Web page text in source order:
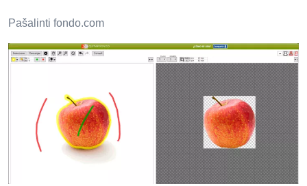
Pašalinti fondo.com